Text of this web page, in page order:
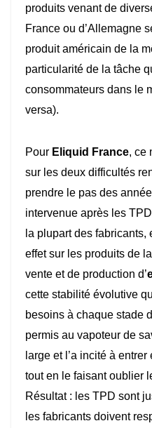
produits venant de
France ou d’Allemagne
produit américain de la
particularité de la tâche
consommateurs dans le
versa).
Pour Eliquid France, ce
sur les deux difficultés
prendre le pas des
intervenue après les
la plupart des fabricants,
effet sur les produits de
vente et de production d’
cette stabilité évolutive
besoins à chaque stade
permis au vapoteur de
large et l’a incité à
tout en le faisant oublier
Résultat : les TPD sont
les fabricants doivent